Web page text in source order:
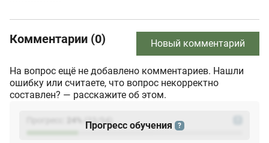
Комментарии (0) Новый комментарий
На вопрос ещё не добавлено комментариев. Нашли
ошибку или считаете, что вопрос некорректно
составлен? — расскажите об этом.
(23
Прогресс обучения ?